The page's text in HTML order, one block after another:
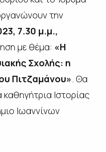
την
7.30 μ.μ.,
με θέμα: «Η
Σχολής: η
Πιτζαμάνου» . Θα
Ιστορίας
Ιωαννίνων